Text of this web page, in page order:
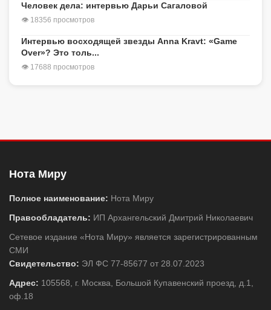
Человек дела: интервью Дарьи Сагаловой
👁 18356 просмотров
Интервью восходящей звезды Anna Kravt: «Game
Over»? Это толь...
👁 17688 просмотров
Нота Миру
Полное наименование: Нота Миру
Правообладатель: ИП Архангельский Дмитрий Николаевич
Сетевое издание «Нота Миру» является зарегистрированным
СМИ
Свидетельство: ЭЛ ФС 77-85677 от 28.07.2023
Адрес: 105568, г. Москва, Большой Купавенский проезд, д.1,
оф.18